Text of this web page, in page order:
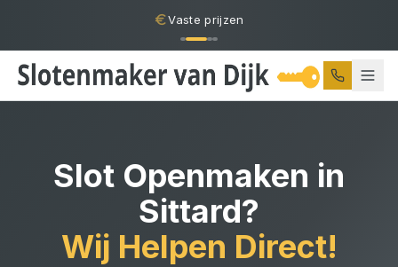
Vaste prijzen
Slot Openmaken in
Sittard?
Wij Helpen Direct!